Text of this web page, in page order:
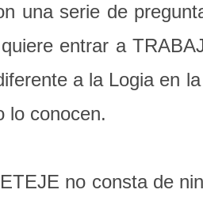
una serie de
entrar a
a la Logia en
lo conocen.
no consta de